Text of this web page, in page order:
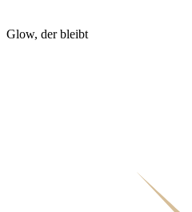
Glow, der bleibt